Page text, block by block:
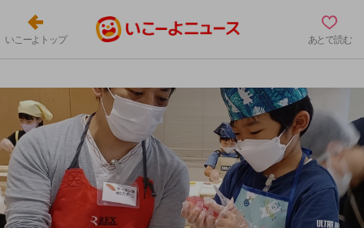
いこーよトップ あとで読む